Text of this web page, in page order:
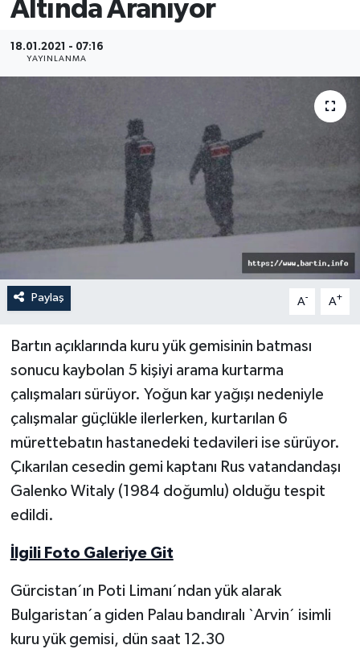
Altında Aranıyor
18.01.2021 - 07:16
YAYINLANMA
Paylaş A- A+
Bartın açıklarında kuru yük gemisinin batması
sonucu kaybolan 5 kişiyi arama kurtarma
çalışmaları sürüyor. Yoğun kar yağışı nedeniyle
çalışmalar güçlükle ilerlerken, kurtarılan 6
mürettebatın hastanedeki tedavileri ise sürüyor.
Çıkarılan cesedin gemi kaptanı Rus vatandandaşı
Galenko Witaly (1984 doğumlu) olduğu tespit
edildi.
İlgili Foto Galeriye Git
Gürcistan´ın Poti Limanı´ndan yük alarak
Bulgaristan´a giden Palau bandıralı `Arvin´ isimli
kuru yük gemisi, dün saat 12.30
Siyaset
Spor
Yaşam
Yerel Yönetimler
DÜNYA